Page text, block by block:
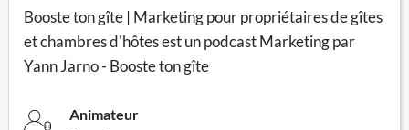
Booste ton gîte | Marketing pour propriétaires de gîtes
et chambres d'hôtes est un podcast Marketing par
Yann Jarno - Booste ton gîte
Animateur